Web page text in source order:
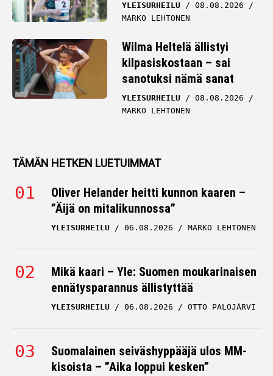
YLEISURHEILU
08.08.2026
MARKO LEHTONEN
Wilma Heltelä ällistyi
kilpasiskostaan – sai
sanotuksi nämä sanat
YLEISURHEILU
08.08.2026
MARKO LEHTONEN
TÄMÄN HETKEN LUETUIMMAT
Oliver Helander heitti kunnon kaaren –
”Äijä on mitalikunnossa”
YLEISURHEILU 06.08.2026 MARKO LEHTONEN
Mikä kaari – Yle: Suomen moukarinaisen
ennätysparannus ällistyttää
YLEISURHEILU 06.08.2026 OTTO PALOJÄRVI
Suomalainen seiväshyppääjä ulos MM-
kisoista – ”Aika loppui kesken”